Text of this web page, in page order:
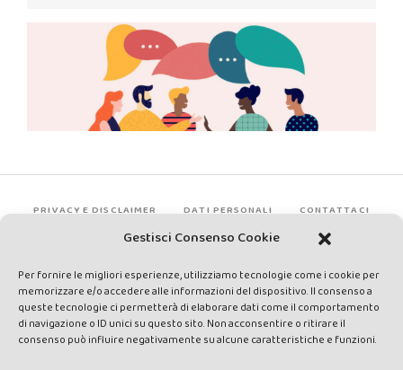
Gestisci Consenso Cookie
Per fornire le migliori esperienze, utilizziamo tecnologie come i cookie per
memorizzare e/o accedere alle informazioni del dispositivo. Il consenso a
queste tecnologie ci permetterà di elaborare dati come il comportamento
di navigazione o ID unici su questo sito. Non acconsentire o ritirare il
consenso può influire negativamente su alcune caratteristiche e funzioni.
PRIVACY E DISCLAIMER DATI PERSONALI CONTATTACI